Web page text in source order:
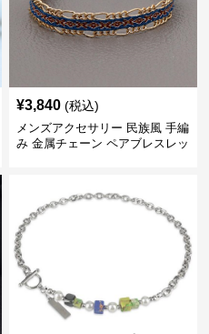
¥3,840 (税込)
メンズアクセサリー 民族風 手編
み 金属チェーン ペアブレスレッ